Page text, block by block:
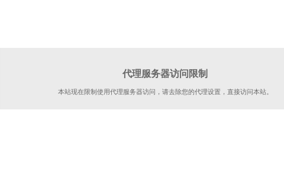
代理服务器访问限制
本站现在限制使用代理服务器访问，请去除您的代理设置，直接访问本站。